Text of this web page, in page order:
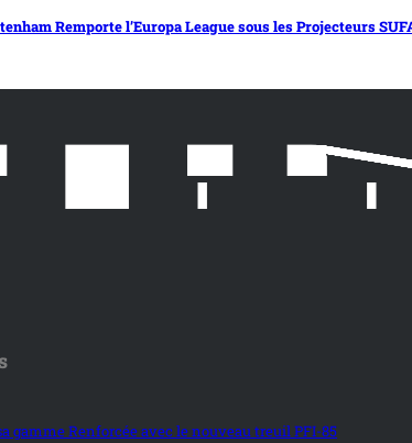
Remporte l’Europa League sous les Projecteurs
gamme Renforcée avec le nouveau treuil PFI-85